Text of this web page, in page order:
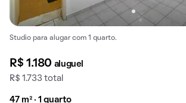
Studio para alugar com 1 quarto.
R$ 1.180 aluguel
R$ 1.733 total
47 m² · 1 quarto